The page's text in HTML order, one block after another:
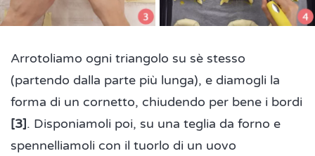
Arrotoliamo ogni triangolo su sè stesso
(partendo dalla parte più lunga), e diamogli la
forma di un cornetto, chiudendo per bene i bordi
[3]. Disponiamoli poi, su una teglia da forno e
spennelliamoli con il tuorlo di un uovo